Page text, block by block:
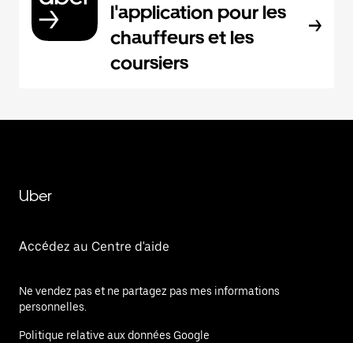
l'application pour les
chauffeurs et les
coursiers
Uber
Accédez au Centre d'aide
Ne vendez pas et ne partagez pas mes informations
personnelles.
Politique relative aux données Google